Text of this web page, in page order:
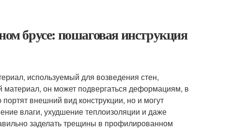
брусе: пошаговая инструкция
используемый для возведения стен,
материал, он может подвергаться деформациям, в
внешний вид конструкции, но и могут
влаги, ухудшение теплоизоляции и даже
заделать трещины в профилированном